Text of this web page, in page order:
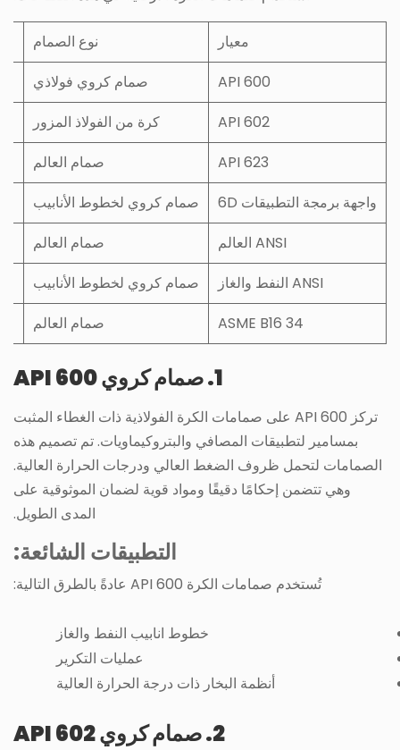
معيار
نوع الصمام
API 600
صمام كروي فولاذي
API 602
كرة من الفولاذ المزور
API 623
صمام العالم
واجهة برمجة التطبيقات 6D
صمام كروي لخطوط الأنابيب
ANSI العالم
صمام العالم
ANSI النفط والغاز
صمام كروي لخطوط الأنابيب
ASME B16 34
صمام العالم
1. صمام كروي API 600
تركز API 600 على صمامات الكرة الفولاذية ذات الغطاء المثبت
بمسامير لتطبيقات المصافي والبتروكيماويات. تم تصميم هذه
الصمامات لتحمل ظروف الضغط العالي ودرجات الحرارة العالية.
وهي تتضمن إحكامًا دقيقًا ومواد قوية لضمان الموثوقية على
المدى الطويل.
التطبيقات الشائعة:
تُستخدم صمامات الكرة API 600 عادةً بالطرق التالية:
خطوط انابيب النفط والغاز
عمليات التكرير
أنظمة البخار ذات درجة الحرارة العالية
2. صمام كروي API 602